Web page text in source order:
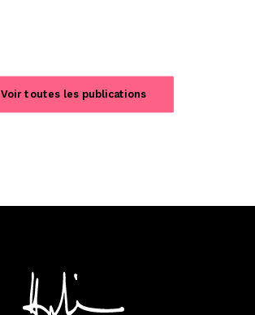
Voir toutes les publications